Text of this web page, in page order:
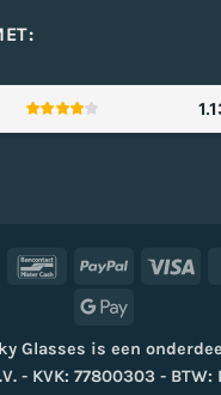
BancontactPayPal
Google
Glasses is een
- KVK: 77800303 - BTW: